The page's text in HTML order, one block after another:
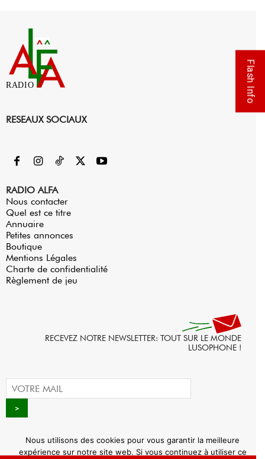
RADIO
RESEAUX SOCIAUX
RADIO ALFA
Nous contacter
Quel est ce titre
Annuaire
Petites annonces
Boutique
Mentions Légales
Charte de confidentialité
Règlement de jeu
RECEVEZ NOTRE NEWSLETTER: TOUT SUR LE MONDE
LUSOPHONE !
Flash Info
Nous utilisons des cookies pour vous garantir la meilleure
expérience sur notre site web. Si vous continuez à utiliser ce